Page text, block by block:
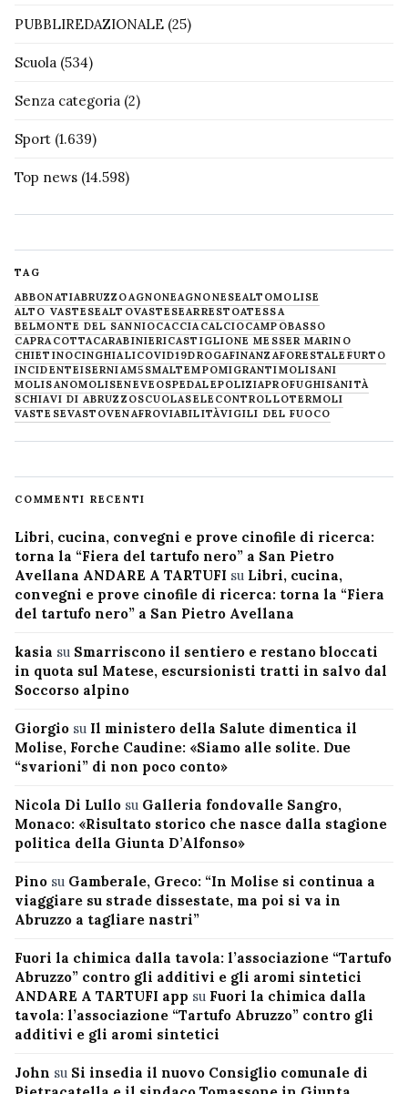
PUBBLIREDAZIONALE (25)
Scuola (534)
Senza categoria (2)
Sport (1.639)
Top news (14.598)
TAG
ABBONATIABRUZZOAGNONEAGNONESEALTOMOLISE
ALTO VASTESEALTOVASTESEARRESTOATESSA
BELMONTE DEL SANNIOCACCIACALCIOCAMPOBASSO
CAPRACOTTACARABINIERICASTIGLIONE MESSER MARINO
CHIETINOCINGHIALICOVID19DROGAFINANZAFORESTALE FURTO
INCIDENTEISERNIAM5SMALTEMPOMIGRANTIMOLISANI
MOLISANOMOLISENEVE OSPEDALEPOLIZIAPROFUGHISANITÀ
SCHIAVI DI ABRUZZOSCUOLASELECONTROLLOTERMOLI
VASTESEVASTOVENAFROVIABILITÀVIGILI DEL FUOCO
COMMENTI RECENTI
Libri, cucina, convegni e prove cinofile di ricerca:
torna la “Fiera del tartufo nero” a San Pietro
Avellana ANDARE A TARTUFI su Libri, cucina,
convegni e prove cinofile di ricerca: torna la “Fiera
del tartufo nero” a San Pietro Avellana
kasia su Smarriscono il sentiero e restano bloccati
in quota sul Matese, escursionisti tratti in salvo dal
Soccorso alpino
Giorgio su Il ministero della Salute dimentica il
Molise, Forche Caudine: «Siamo alle solite. Due
“svarioni” di non poco conto»
Nicola Di Lullo su Galleria fondovalle Sangro,
Monaco: «Risultato storico che nasce dalla stagione
politica della Giunta D’Alfonso»
Pino su Gamberale, Greco: “In Molise si continua a
viaggiare su strade dissestate, ma poi si va in
Abruzzo a tagliare nastri”
Fuori la chimica dalla tavola: l’associazione “Tartufo
Abruzzo” contro gli additivi e gli aromi sintetici
ANDARE A TARTUFI app su Fuori la chimica dalla
tavola: l’associazione “Tartufo Abruzzo” contro gli
additivi e gli aromi sintetici
John su Si insedia il nuovo Consiglio comunale di